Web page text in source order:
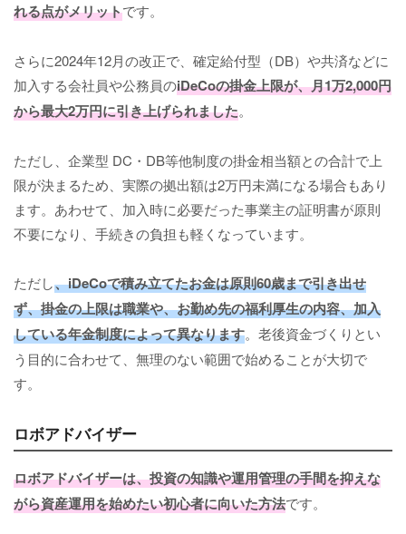
れる点がメリットです。
さらに2024年12月の改正で、確定給付型（DB）や共済などに
加入する会社員や公務員のiDeCoの掛金上限が、月1万2,000円
から最大2万円に引き上げられました。
ただし、企業型 DC・DB等他制度の掛金相当額との合計で上
限が決まるため、実際の拠出額は2万円未満になる場合もあり
ます。あわせて、加入時に必要だった事業主の証明書が原則
不要になり、手続きの負担も軽くなっています。
ただし、iDeCoで積み立てたお金は原則60歳まで引き出せ
ず、掛金の上限は職業や、お勤め先の福利厚生の内容、加入
している年金制度によって異なります。老後資金づくりとい
う目的に合わせて、無理のない範囲で始めることが大切で
す。
ロボアドバイザー
ロボアドバイザーは、投資の知識や運用管理の手間を抑えな
がら資産運用を始めたい初心者に向いた方法です。